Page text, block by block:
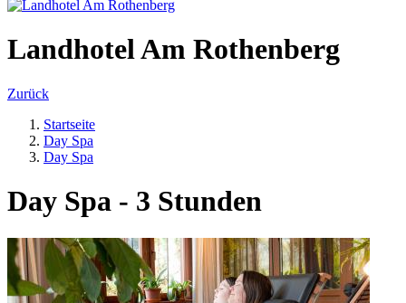
Landhotel Am Rothenberg
Zurück
Startseite
Day Spa
Day Spa
Day Spa - 3 Stunden